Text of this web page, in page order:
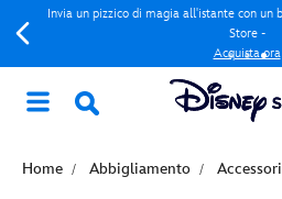
Invia un pizzico di magia all'istante con un
Store -
Acquista ora
Home Abbigliamento Accessori